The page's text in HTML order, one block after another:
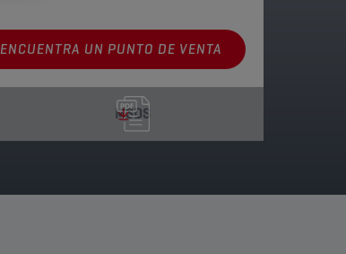
ENCUENTRA UN PUNTO DE VENTA
MSDS